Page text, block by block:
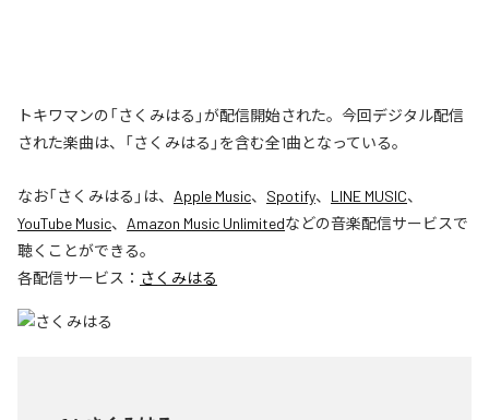
トキワマンの「さくみはる」が配信開始された。今回デジタル配信
された楽曲は、「さくみはる」を含む全1曲となっている。
なお「さくみはる 」は、 Apple Music、 Spotify、 LINE MUSIC、
YouTube Music、 Amazon Music Unlimitedなどの音楽配信サービスで
聴くことができる。
各配信サービス： さくみはる